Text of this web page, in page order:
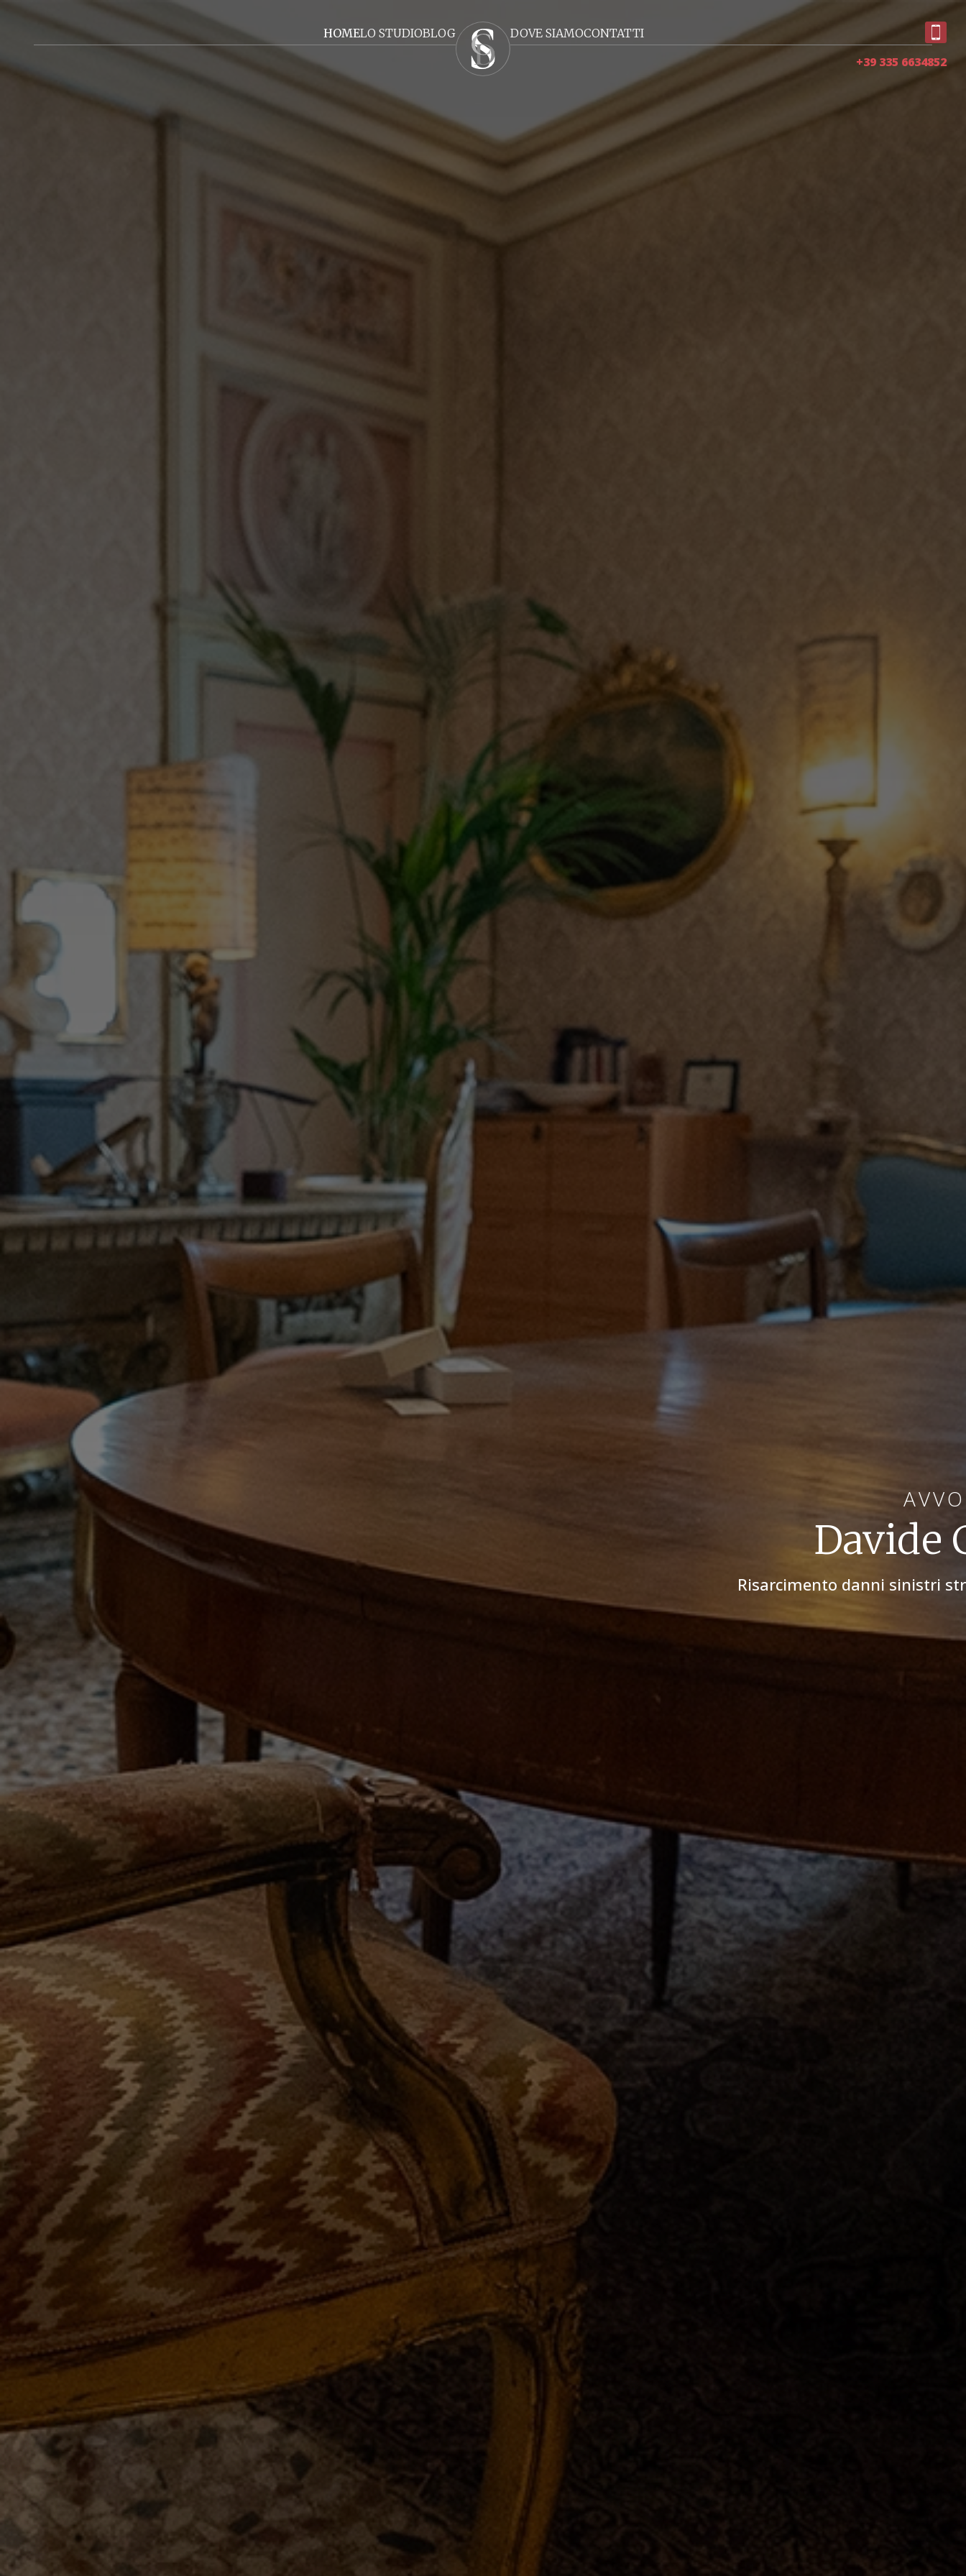
HOMELO STUDIOBLOG DOVE SIAMOCONTATTI
+39 335 6634852
Davide
Risarcimento danni sinistri